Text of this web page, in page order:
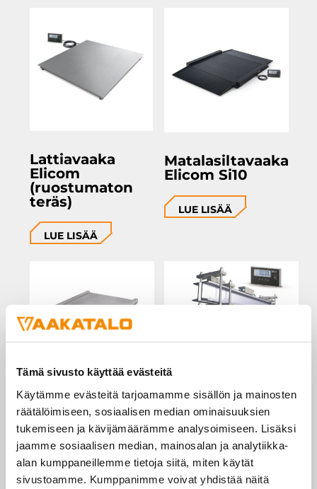
Tämä sivusto käyttää evästeitä
Käytämme evästeitä tarjoamamme sisällön ja mainosten
räätälöimiseen, sosiaalisen median ominaisuuksien
tukemiseen ja kävijämäärämme analysoimiseen. Lisäksi
jaamme sosiaalisen median, mainosalan ja analytiikka-
alan kumppaneillemme tietoja siitä, miten käytät
sivustoamme. Kumppanimme voivat yhdistää näitä
Lattiavaaka
Elicom
(ruostumaton
teräs)
LUE LISÄÄ
Matalasiltavaaka
Elicom Si10
LUE LISÄÄ
Matalasiltavaaka
(ruostumaton
teräs)
LUE LISÄÄ
Elicom H-SS
ruhovaaka –
vakaushyväksytty
LUE LISÄÄ